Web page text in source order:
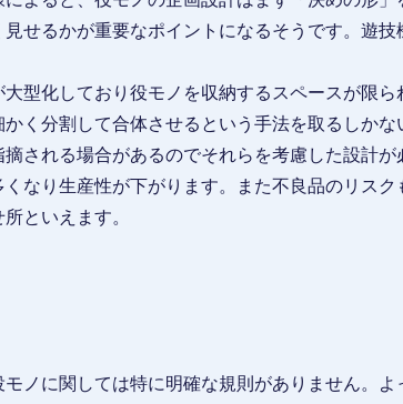
せるかが重要なポイントになるそうです。遊
型化しており役モノを収納するスペースが限ら
く分割して合体させるという手法を取るしかな
される場合があるのでそれらを考慮した設計が
なり生産性が下がります。また不良品のリス
といえます。
ノに関しては特に明確な規則がありません。